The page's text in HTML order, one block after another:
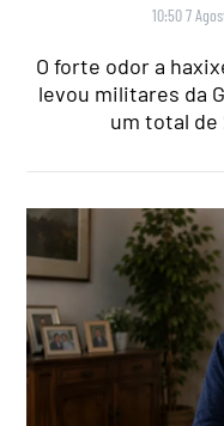
10:50 7
O forte odor a
levou militares da
um total de